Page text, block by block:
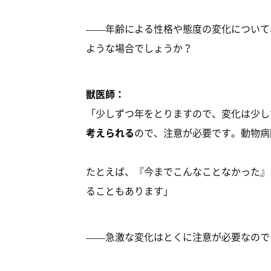
——年齢による性格や態度の変化につい
ような場合でしょうか？
獣医師：
「少しずつ年をとりますので、変化は少
考えられるので、注意が必要です。動物
たとえば、『今までこんなことなかった
ることもあります」
——急激な変化はとくに注意が必要なの